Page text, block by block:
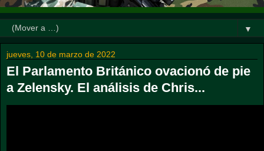
▼
jueves, 10 de marzo de 2022
El Parlamento Británico ovacionó de pie
a Zelensky. El análisis de Chris...